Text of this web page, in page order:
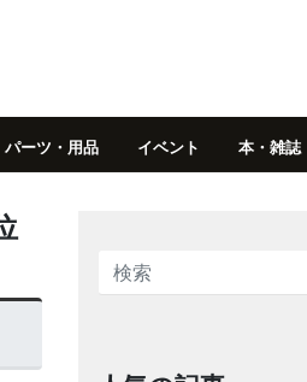
パーツ・用品 イベント 本・雑誌